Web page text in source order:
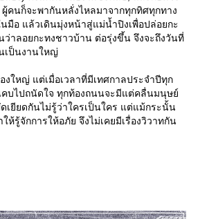
ผู้คนก็จะพากันหลั่งไหลมาจากทุกทิศทุกทาง
มือ แล้วเดินมุ่งหน้าสู่แม่น้ำปิงเพื่อปล่อยกะ
ว่าลอยกะทงชาวบ้าน ต่อรุ่งขึ้น จึงจะถึงวันที่
เป็นงานใหญ่
งใหญ่ แต่เมื่อเวลาที่มีเทศกาลประจำปีทุก
คบไปถนัดใจ ทุกท้องถนนจะมีแต่คลื่นมนุษย์
เยียดกันไม่รู้ว่าใครเป็นใคร แต่แม้กระนั้น
ห้รู้จักการให้อภัย จึงไม่เคยมีเรื่องวิวาทกัน